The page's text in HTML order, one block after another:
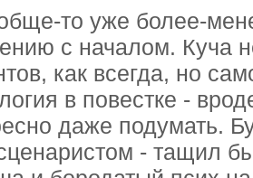
то уже более-
с началом. Куча
как всегда, но
в повестке -
даже подумать.
- тащил